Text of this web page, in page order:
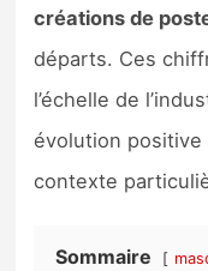
créations de
départs. Ces
l’échelle de
évolution positive
contexte
Sommaire